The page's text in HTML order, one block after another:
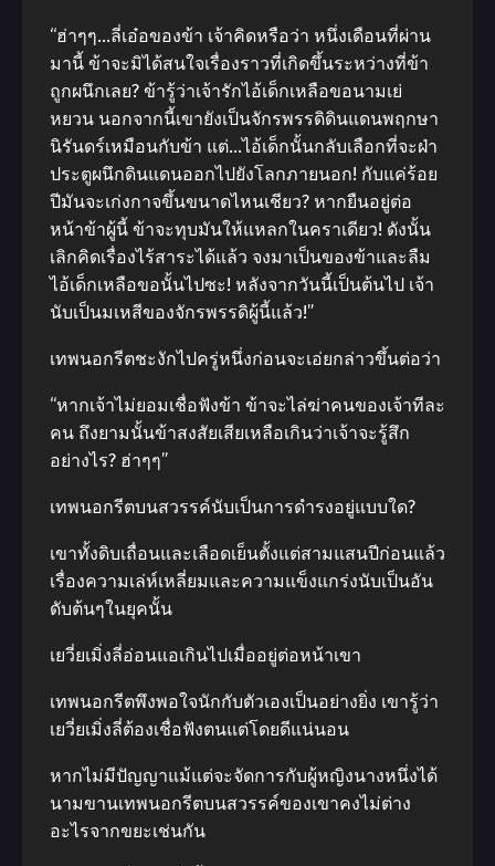
“ฮ่าๆๆ…ลี่เอ๋อของข้า เจ้าคิดหรือว่า หนึ่งเดือนที่ผ่าน
มานี้ ข้าจะมิได้สนใจเรื่องราวที่เกิดขึ้นระหว่างที่ข้า
ถูกผนึกเลย? ข้ารู้ว่าเจ้ารักไอ้เด็กเหลือขอนามเย่
หยวน นอกจากนี้เขายังเป็นจักรพรรดิดินแดนพฤกษา
นิรันดร์เหมือนกับข้า แต่…ไอ้เด็กนั้นกลับเลือกที่จะฝ่า
ประตูผนึกดินแดนออกไปยังโลกภายนอก! กับแค่ร้อย
ปีมันจะเก่งกาจขึ้นขนาดไหนเชียว? หากยืนอยู่ต่อ
หน้าข้าผู้นี้ ข้าจะทุบมันให้แหลกในคราเดียว! ดังนั้น
เลิกคิดเรื่องไร้สาระได้แล้ว จงมาเป็นของข้าและลืม
ไอ้เด็กเหลือขอนั้นไปซะ! หลังจากวันนี้เป็นต้นไป เจ้า
นับเป็นมเหสีของจักรพรรดิผู้นี้แล้ว!”
เทพนอกรีตชะงักไปครู่หนึ่งก่อนจะเอ่ยกล่าวขึ้นต่อว่า
“หากเจ้าไม่ยอมเชื่อฟังข้า ข้าจะไล่ฆ่าคนของเจ้าทีละ
คน ถึงยามนั้นข้าสงสัยเสียเหลือเกินว่าเจ้าจะรู้สึก
อย่างไร? ฮ่าๆๆ”
เทพนอกรีตบนสวรรค์นับเป็นการดำรงอยู่แบบใด?
เขาทั้งดิบเถื่อนและเลือดเย็นตั้งแต่สามแสนปีก่อนแล้ว
เรื่องความเล่ห์เหลี่ยมและความแข็งแกร่งนับเป็นอัน
ดับต้นๆในยุคนั้น
เยวี่ยเมิ่งลี่อ่อนแอเกินไปเมื่ออยู่ต่อหน้าเขา
เทพนอกรีตพึงพอใจนักกับตัวเองเป็นอย่างยิ่ง เขารู้ว่า
เยวี่ยเมิ่งลี่ต้องเชื่อฟังตนแต่โดยดีแน่นอน
หากไม่มีปัญญาแม้แต่จะจัดการกับผู้หญิงนางหนึ่งได้
นามขานเทพนอกรีตบนสวรรค์ของเขาคงไม่ต่าง
อะไรจากขยะเช่นกัน